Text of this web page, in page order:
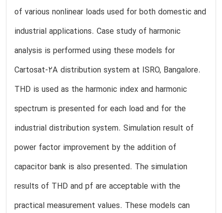
of various nonlinear loads used for both domestic and
industrial applications. Case study of harmonic
analysis is performed using these models for
Cartosat-2A distribution system at ISRO, Bangalore.
THD is used as the harmonic index and harmonic
spectrum is presented for each load and for the
industrial distribution system. Simulation result of
power factor improvement by the addition of
capacitor bank is also presented. The simulation
results of THD and pf are acceptable with the
practical measurement values. These models can